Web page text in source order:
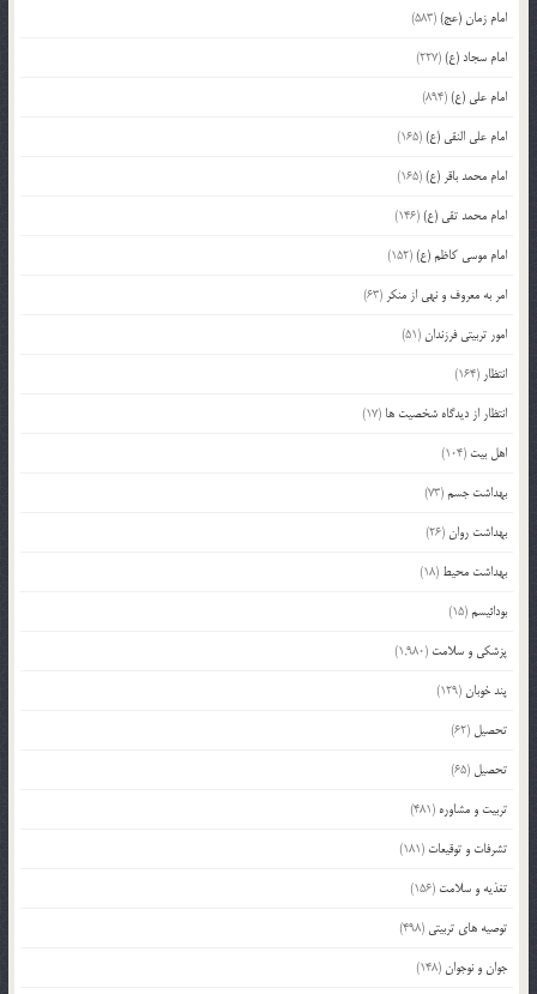
امام زمان (عج)(583)
امام سجاد (ع)(227)
امام علی (ع)(894)
امام علی النقی (ع)(165)
امام محمد باقر (ع)(165)
امام محمد تقی (ع)(146)
امام موسی کاظم (ع)(152)
امر به معروف و نهی از منکر (63)
امور تربیتی فرزندان(51)
انتظار (164)
انتظار از دیدگاه شخصیت ها (17)
اهل بیت (104)
بهداشت جسم(73)
بهداشت روان(26)
بهداشت محیط (18)
بودائیسم(15)
پزشکی و سلامت (1,980)
پند خوبان(129)
تحصیل (62)
تحصیل (65)
تربیت و مشاوره (481)
تشرفات و توقیعات (181)
تغذیه و سلامت (156)
توصیه های تربیتی (498)
جوان و نوجوان(148)